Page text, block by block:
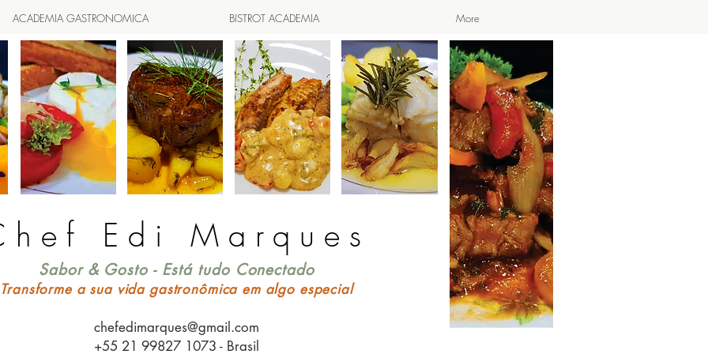
ACADEMIA GASTRONOMICA BISTROT ACADEMIA More
Sabor & Gosto - Está tudo Conectado
Transforme a sua vida gastronômica em algo especial
chefedimarques@gmail.com
+55 21 99827 1073 - Brasil
Edi Marques